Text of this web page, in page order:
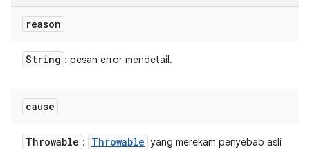
reason
String : pesan error mendetail.
cause
Throwable : Throwable yang merekam penyebab asli